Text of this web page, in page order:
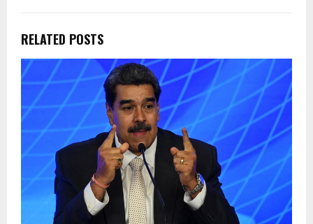
RELATED POSTS